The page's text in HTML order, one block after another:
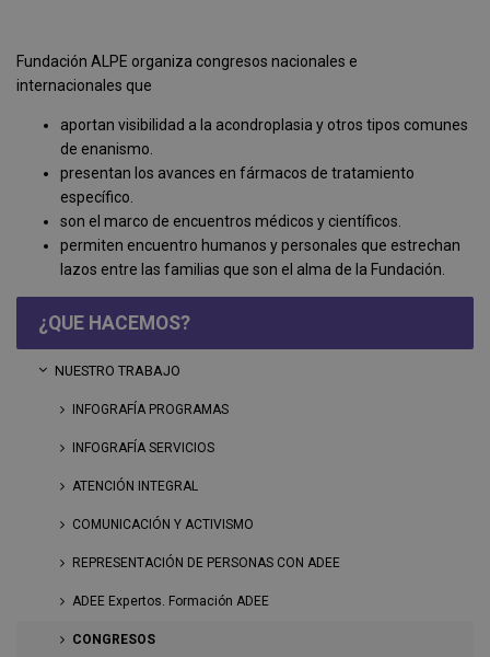
¿QUE HACEMOS?
NUESTRO TRABAJO
INFOGRAFÍA PROGRAMAS
INFOGRAFÍA SERVICIOS
ATENCIÓN INTEGRAL
COMUNICACIÓN Y ACTIVISMO
REPRESENTACIÓN DE PERSONAS CON ADEE
ADEE Expertos. Formación ADEE
CONGRESOS
Fundación ALPE organiza congresos nacionales e
internacionales que
aportan visibilidad a la acondroplasia y otros tipos comunes
de enanismo.
presentan los avances en fármacos de tratamiento
específico.
son el marco de encuentros médicos y científicos.
permiten encuentro humanos y personales que estrechan
lazos entre las familias que son el alma de la Fundación.